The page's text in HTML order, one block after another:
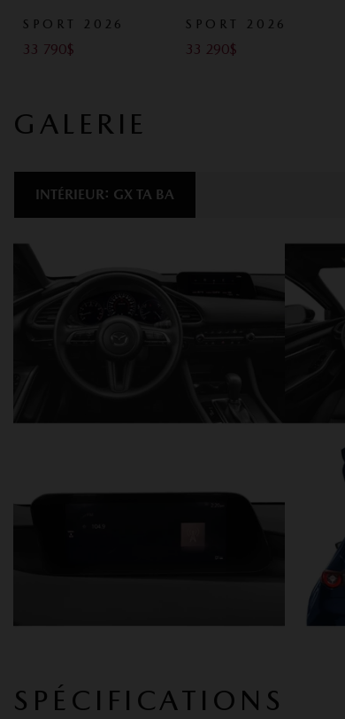
SPORT 2026
33 790$
SPORT 2026
33 290$
GALERIE
INTÉRIEUR: GX TA BA
SPÉCIFICATIONS